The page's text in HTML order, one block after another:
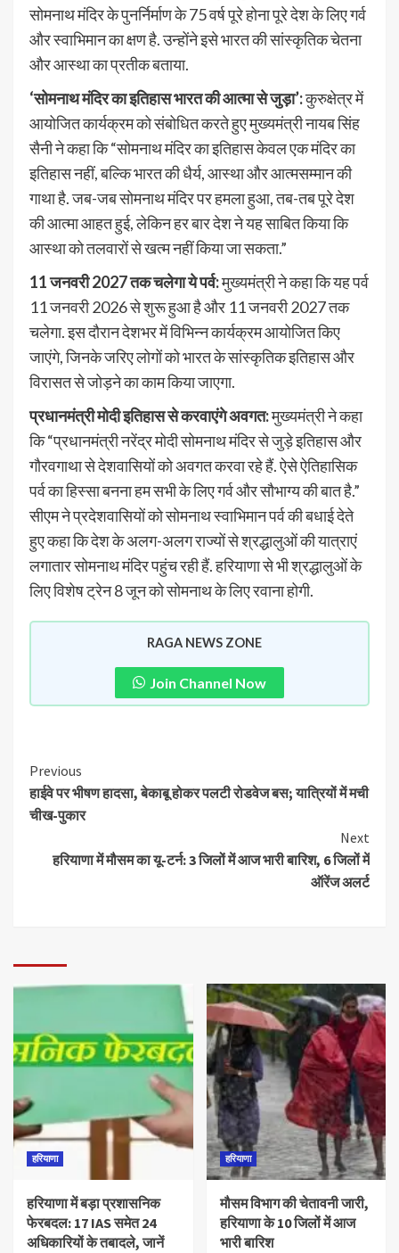
सोमनाथ मंदिर के पुनर्निर्माण के 75 वर्ष पूरे होना पूरे देश के लिए गर्व
और स्वाभिमान का क्षण है. उन्होंने इसे भारत की सांस्कृतिक चेतना
और आस्था का प्रतीक बताया.
‘सोमनाथ मंदिर का इतिहास भारत की आत्मा से जुड़ा’:कुरुक्षेत्र में
आयोजित कार्यक्रम को संबोधित करते हुए मुख्यमंत्री नायब सिंह
सैनी ने कहा कि “सोमनाथ मंदिर का इतिहास केवल एक मंदिर का
इतिहास नहीं, बल्कि भारत की धैर्य, आस्था और आत्मसम्मान की
गाथा है. जब-जब सोमनाथ मंदिर पर हमला हुआ, तब-तब पूरे देश
की आत्मा आहत हुई, लेकिन हर बार देश ने यह साबित किया कि
आस्था को तलवारों से खत्म नहीं किया जा सकता.”
11 जनवरी 2027 तक चलेगा ये पर्व:मुख्यमंत्री ने कहा कि यह पर्व
11 जनवरी 2026 से शुरू हुआ है और 11 जनवरी 2027 तक
चलेगा. इस दौरान देशभर में विभिन्न कार्यक्रम आयोजित किए
जाएंगे, जिनके जरिए लोगों को भारत के सांस्कृतिक इतिहास और
विरासत से जोड़ने का काम किया जाएगा.
प्रधानमंत्री मोदी इतिहास से करवाएंगे अवगत:मुख्यमंत्री ने कहा
कि “प्रधानमंत्री नरेंद्र मोदी सोमनाथ मंदिर से जुड़े इतिहास और
गौरवगाथा से देशवासियों को अवगत करवा रहे हैं. ऐसे ऐतिहासिक
पर्व का हिस्सा बनना हम सभी के लिए गर्व और सौभाग्य की बात है.”
सीएम ने प्रदेशवासियों को सोमनाथ स्वाभिमान पर्व की बधाई देते
हुए कहा कि देश के अलग-अलग राज्यों से श्रद्धालुओं की यात्राएं
लगातार सोमनाथ मंदिर पहुंच रही हैं. हरियाणा से भी श्रद्धालुओं के
लिए विशेष ट्रेन 8 जून को सोमनाथ के लिए रवाना होगी.
RAGA NEWS ZONE
Join Channel Now
Previous
हाईवे पर भीषण हादसा, बेकाबू होकर पलटी रोडवेज बस; यात्रियों में मची
चीख-पुकार
Next
हरियाणा में मौसम का यू-टर्न: 3 जिलों में आज भारी बारिश, 6 जिलों में
ऑरेंज अलर्ट
हरियाणा
हरियाणा में बड़ा प्रशासनिक
फेरबदल: 17 IAS समेत 24
अधिकारियों के तबादले, जानें
हरियाणा
मौसम विभाग की चेतावनी जारी,
हरियाणा के 10 जिलों में आज
भारी बारिश